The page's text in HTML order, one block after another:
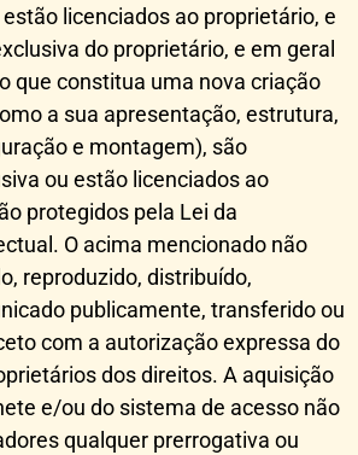
licenciados ao proprietário, e
do proprietário, e em geral
que constitua uma nova criação
a sua apresentação, estrutura,
e montagem), são
ou estão licenciados ao
protegidos pela Lei da
O acima mencionado não
reproduzido, distribuído,
publicamente, transferido ou
com a autorização expressa do
dos direitos. A aquisição
e/ou do sistema de acesso não
qualquer prerrogativa ou